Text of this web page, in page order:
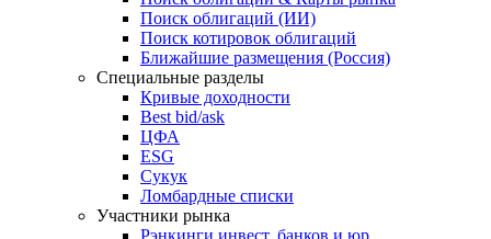
Облигации
Поиски
Поиск облигаций & Карты рынка
Поиск облигаций (ИИ)
Поиск котировок облигаций
Ближайшие размещения (Россия)
Специальные разделы
Кривые доходности
Best bid/ask
ЦФА
ESG